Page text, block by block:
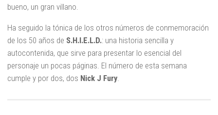
bueno, un gran villano.
Ha seguido la tónica de los otros números de conmemoración
de los 50 años de S.H.I.E.L.D.: una historia sencilla y
autocontenida, que sirve para presentar lo esencial del
personaje un pocas páginas. El número de esta semana
cumple y por dos, dos Nick J Fury.